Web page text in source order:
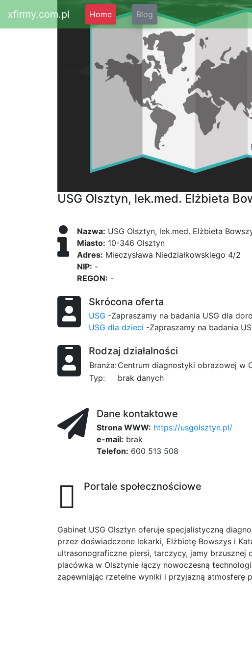
xfirmy.com.pl Home Blog
USG Olsztyn, lek.med. Elżbieta
Nazwa: USG Olsztyn, lek.med. Elżbieta
Miasto: 10-346 Olsztyn
Adres: Mieczysława Niedziałkowskiego 4/2
NIP: -
REGON: -
Skrócona oferta
USG -Zapraszamy na badania USG dla
USG dla dzieci -Zapraszamy na badania
Rodzaj działalności
Branża:Centrum diagnostyki obrazowej w
Typ:
brak danych
Dane kontaktowe
Strona WWW: https://usgolsztyn.pl/
e-mail: brak
Telefon: 600 513 508
Portale społecznościowe
Gabinet USG Olsztyn oferuje specjalistyczną
przez doświadczone lekarki, Elżbietę Bowszys i
ultrasonograficzne piersi, tarczycy, jamy
placówka w Olsztynie łączy nowoczesną
zapewniając rzetelne wyniki i przyjazną atmosferę